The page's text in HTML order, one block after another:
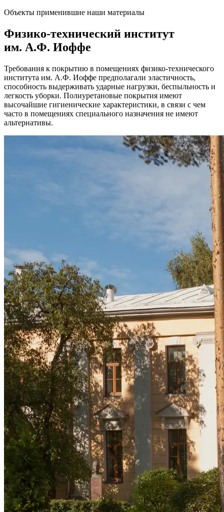
Объекты применившие наши материалы
Физико-технический институт
им. А.Ф. Иоффе
Требования к покрытию в помещениях физико-технического
института им. А.Ф. Иоффе предполагали эластичность,
способность выдерживать ударные нагрузки, беспыльность и
легкость уборки. Полиуретановые покрытия имеют
высочайшие гигиенические характеристики, в связи с чем
часто в помещениях специального назначения не имеют
альтернативы.